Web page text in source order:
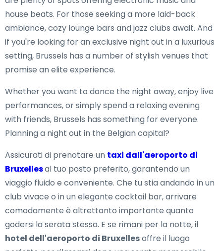
house beats. For those seeking a more laid-back
ambiance, cozy lounge bars and jazz clubs await. And
if you're looking for an exclusive night out in a luxurious
setting, Brussels has a number of stylish venues that
promise an elite experience.
Whether you want to dance the night away, enjoy live
performances, or simply spend a relaxing evening
with friends, Brussels has something for everyone.
Planning a night out in the Belgian capital?
Assicurati di prenotare un taxi dall'aeroporto di
Bruxellesal tuo posto preferito, garantendo un
viaggio fluido e conveniente. Che tu stia andando in un
club vivace o in un elegante cocktail bar, arrivare
comodamente è altrettanto importante quanto
godersi la serata stessa. E se rimani per la notte, il
hotel dell'aeroporto di Bruxellesoffre il luogo